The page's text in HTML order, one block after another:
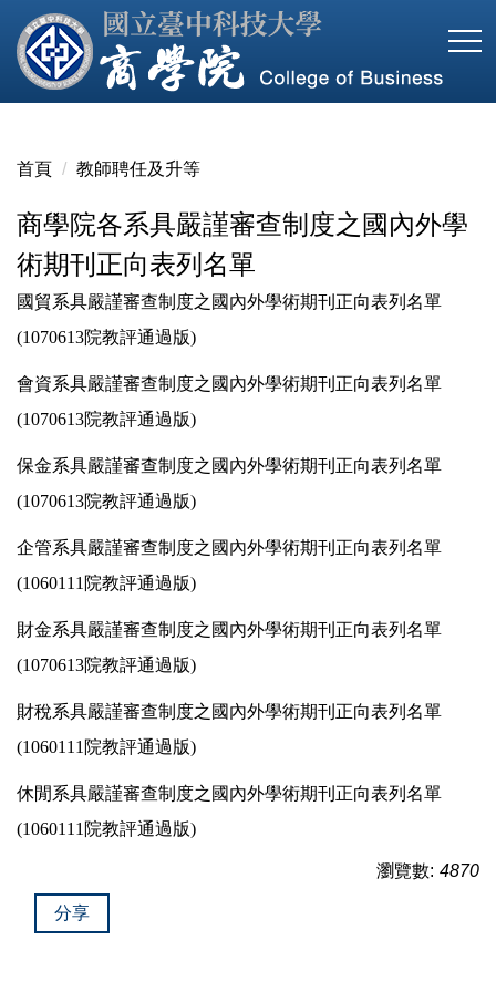
到
主
區
首頁 教師聘任及升等
商學院各系具嚴謹審查制度之國內外學
術期刊正向表列名單
國貿系具嚴謹審查制度之國內外學術期刊正向表列名單
(1070613院教評通過版)
會資系具嚴謹審查制度之國內外學術期刊正向表列名單
(1070613院教評通過版)
保金系具嚴謹審查制度之國內外學術期刊正向表列名單
(1070613院教評通過版)
企管系具嚴謹審查制度之國內外學術期刊正向表列名單
(1060111院教評通過版)
財金系具嚴謹審查制度之國內外學術期刊正向表列名單
(1070613院教評通過版)
財稅系具嚴謹審查制度之國內外學術期刊正向表列名單
(1060111院教評通過版)
休閒系具嚴謹審查制度之國內外學術期刊正向表列名單
(1060111院教評通過版)
瀏覽數: 4870
分享